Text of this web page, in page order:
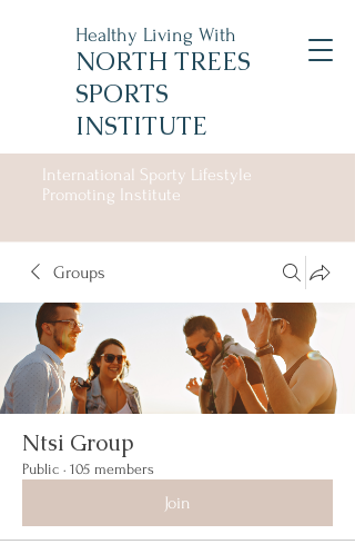
Healthy Living With
NORTH TREES
SPORTS
INSTITUTE
International Sporty Lifestyle
Promoting Institute
Groups
Ntsi Group
Public · 105 members
Join